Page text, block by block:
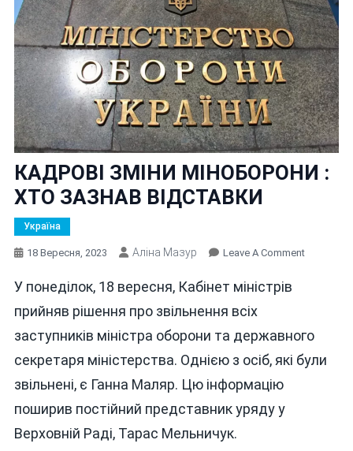
КАДРОВІ ЗМІНИ МІНОБОРОНИ :
ХТО ЗАЗНАВ ВІДСТАВКИ
Україна
18 Вересня, 2023 Аліна Мазур Leave A CommentOn
ХТО
ЗАЗНАВ
У понеділок, 18 вересня, Кабінет міністрів
прийняв рішення про звільнення всіх
заступників міністра оборони та державного
секретаря міністерства. Однією з осіб, які були
звільнені, є Ганна Маляр. Цю інформацію
поширив постійний представник уряду у
Верховній Раді, Тарас Мельничук.